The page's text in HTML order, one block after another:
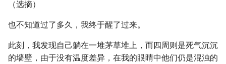
（选摘）
也不知道过了多久，我终于醒了过来。
此刻，我发现自己躺在一堆茅草堆上，而四周则是死气沉沉
的墙壁，由于没有温度差异，在我的眼睛中他们仍是混浊的